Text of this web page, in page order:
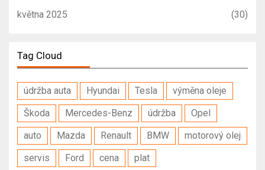
května 2025
(30)
Tag Cloud
údržba auta Hyundai Tesla
výměna oleje
Škoda
Mercedes-Benz údržba
Opel
auto
Mazda Renault BMW
motorový olej
servis
Ford cena plat